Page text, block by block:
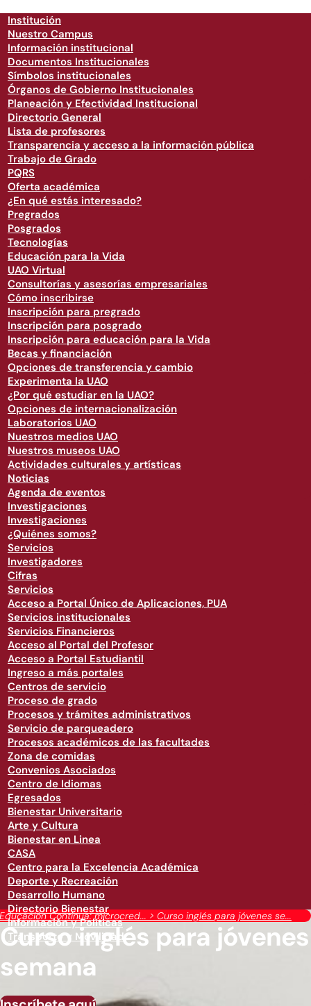
Institución
Nuestro Campus
Información institucional
Documentos Institucionales
Símbolos institucionales
Órganos de Gobierno Institucionales
Planeación y Efectividad Institucional
Directorio General
Lista de profesores
Transparencia y acceso a la información pública
Trabajo de Grado
PQRS
Oferta académica
¿En qué estás interesado?
Pregrados
Posgrados
Tecnologías
Educación para la Vida
UAO Virtual
Consultorías y asesorías empresariales
Cómo inscribirse
Inscripción para pregrado
Inscripción para posgrado
Inscripción para educación para la Vida
Becas y financiación
Opciones de transferencia y cambio
Experimenta la UAO
¿Por qué estudiar en la UAO?
Opciones de internacionalización
Laboratorios UAO
Nuestros medios UAO
Nuestros museos UAO
Actividades culturales y artísticas
Noticias
Agenda de eventos
Investigaciones
Investigaciones
¿Quiénes somos?
Servicios
Investigadores
Cifras
Servicios
Acceso a Portal Único de Aplicaciones, PUA
Servicios institucionales
Servicios Financieros
Acceso al Portal del Profesor
Acceso a Portal Estudiantil
Ingreso a más portales
Centros de servicio
Proceso de grado
Procesos y trámites administrativos
Servicio de parqueadero
Procesos académicos de las facultades
Zona de comidas
Convenios Asociados
Centro de Idiomas
Egresados
Bienestar Universitario
Arte y Cultura
Bienestar en Linea
CASA
Centro para la Excelencia Académica
Deporte y Recreación
Desarrollo Humano
Directorio Bienestar
Información y Políticas
Transporte y Movilidad
Educación Continua: microcred... > Curso inglés para jóvenes se...
Curso inglés para jóvenes
semana